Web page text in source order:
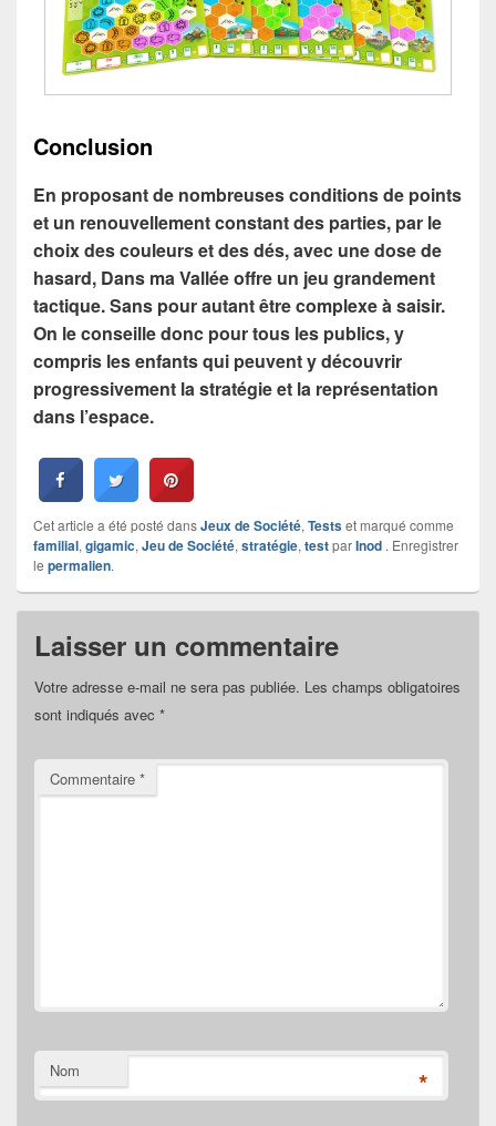
Conclusion
En proposant de nombreuses conditions de points
et un renouvellement constant des parties, par le
choix des couleurs et des dés, avec une dose de
hasard, Dans ma Vallée offre un jeu grandement
tactique. Sans pour autant être complexe à saisir.
On le conseille donc pour tous les publics, y
compris les enfants qui peuvent y découvrir
progressivement la stratégie et la représentation
dans l’espace.
Cet article a été posté dansJeux de Société, Testset marqué comme
familial, gigamic, Jeu de Société, stratégie, testparInod . Enregistrer
le permalien.
Laisser un commentaire
Votre adresse e-mail ne sera pas publiée. Les champs obligatoires
sont indiqués avec *
Commentaire *
Nom *